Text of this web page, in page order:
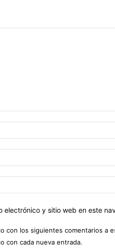
electrónico y sitio web en este
con los siguientes comentarios a
con cada nueva entrada.